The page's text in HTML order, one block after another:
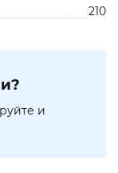
210
и